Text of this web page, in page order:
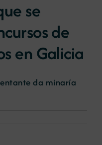
se
de
en Galicia
da minaría